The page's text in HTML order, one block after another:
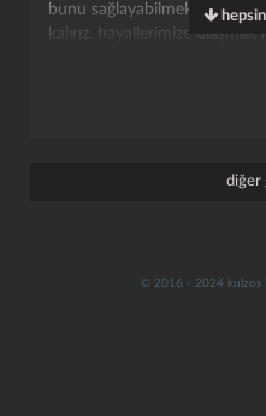
bunu sağlayabilmek için
kalırız. hayallerimize
gerektiğinde en az
taşıyamacağı yüklere
diğer
© 2016 - 2024 kulzos |